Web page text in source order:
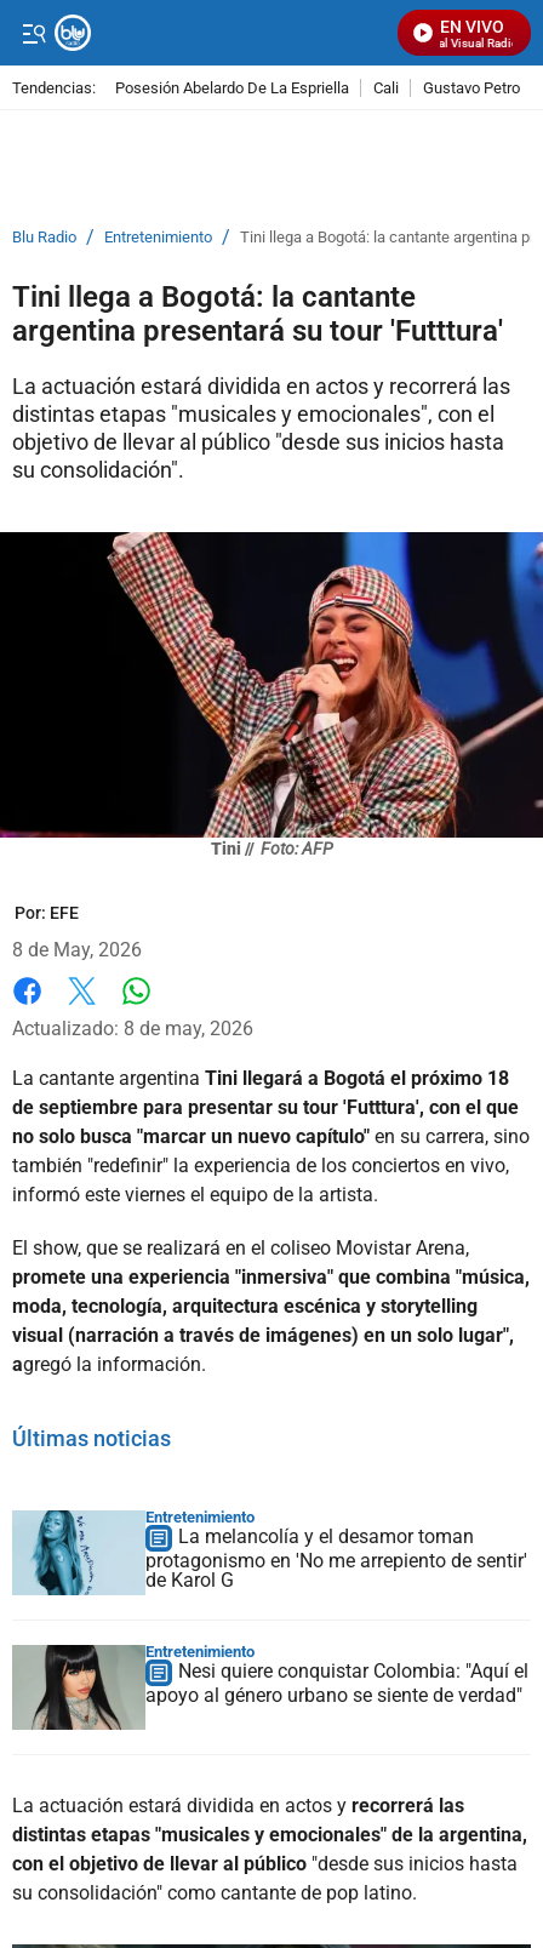
EN VIVO
Señal Visual Radio
Tendencias: Posesión Abelardo De La Espriella Cali Gustavo Petro
Blu Radio / Entretenimiento / Tini llega a Bogotá: la cantante argentina
Tini llega a Bogotá: la cantante
argentina presentará su tour 'Futttura'
La actuación estará dividida en actos y recorrerá las
distintas etapas "musicales y emocionales", con el
objetivo de llevar al público "desde sus inicios hasta
su consolidación".
Tini // Foto: AFP
Por: EFE
8 de May, 2026
Facebook
X
Actualizado: 8 de may, 2026
La cantante argentina Tini llegará a Bogotá el próximo 18
de septiembre para presentar su tour 'Futttura', con el que
no solo busca "marcar un nuevo capítulo" en su carrera, sino
también "redefinir" la experiencia de los conciertos en vivo,
informó este viernes el equipo de la artista.
El show, que se realizará en el coliseo Movistar Arena,
promete una experiencia "inmersiva" que combina "música,
moda, tecnología, arquitectura escénica y storytelling
visual (narración a través de imágenes) en un solo lugar",
agregó la información.
Últimas noticias
Entretenimiento
La melancolía y el desamor toman
protagonismo en 'No me arrepiento de sentir'
de Karol G
Entretenimiento
Nesi quiere conquistar Colombia: "Aquí el
apoyo al género urbano se siente de verdad"
La actuación estará dividida en actos y recorrerá las
distintas etapas "musicales y emocionales" de la argentina,
con el objetivo de llevar al público "desde sus inicios hasta
su consolidación" como cantante de pop latino.